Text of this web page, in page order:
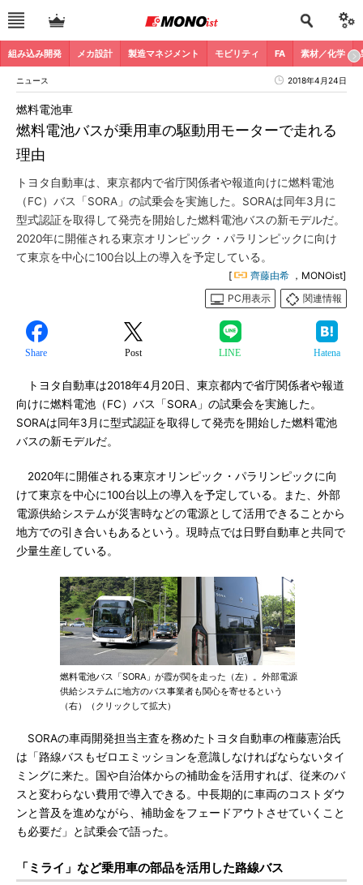
組み込み開発 メカ設計 製造マネジメント モビリティ FA 素材／化学
ニュース 2018年4月24日
燃料電池バスが乗用車の駆動用モーターで走れる
理由
燃料電池車
トヨタ自動車は、東京都内で省庁関係者や報道向けに燃料電池
（FC）バス「SORA」の試乗会を実施した。SORAは同年3月に
型式認証を取得して発売を開始した燃料電池バスの新モデルだ。
2020年に開催される東京オリンピック・パラリンピックに向け
て東京を中心に100台以上の導入を予定している。
[ 齊藤由希 ，MONOist]
PC用表示
関連情報
Share Post LINE Hatena
トヨタ自動車は2018年4月20日、東京都内で省庁関係者や報道
向けに燃料電池（FC）バス「SORA」の試乗会を実施した。
SORAは同年3月に型式認証を取得して発売を開始した燃料電池
バスの新モデルだ。
2020年に開催される東京オリンピック・パラリンピックに向
けて東京を中心に100台以上の導入を予定している。また、外部
電源供給システムが災害時などの電源として活用できることから
地方での引き合いもあるという。現時点では日野自動車と共同で
少量生産している。
燃料電池バス「SORA」が霞が関を走った（左）。外部電源
供給システムに地方のバス事業者も関心を寄せるという
（右）（クリックして拡大）
SORAの車両開発担当主査を務めたトヨタ自動車の権藤憲治氏
は「路線バスもゼロエミッションを意識しなければならないタイ
ミングに来た。国や自治体からの補助金を活用すれば、従来のバ
スと変わらない費用で導入できる。中長期的に車両のコストダウ
ンと普及を進めながら、補助金をフェードアウトさせていくこと
も必要だ」と試乗会で語った。
「ミライ」など乗用車の部品を活用した路線バス